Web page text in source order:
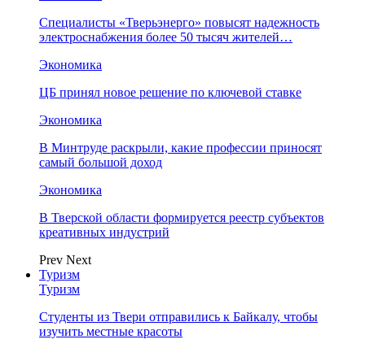
Специалисты «Тверьэнерго» повысят надежность
электроснабжения более 50 тысяч жителей…
Экономика
ЦБ принял новое решение по ключевой ставке
Экономика
В Минтруде раскрыли, какие профессии приносят
самый большой доход
Экономика
В Тверской области формируется реестр субъектов
креативных индустрий
Prev Next
Туризм
Туризм
Студенты из Твери отправились к Байкалу, чтобы
изучить местные красоты